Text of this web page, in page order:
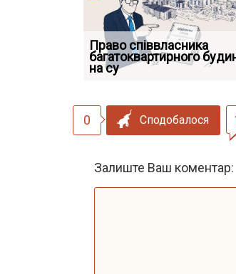
Право співвласника
багатоквартирного
на су
ФУНДАМЕНТАЛЬНА
ПРОБЛЕМА
ПРАКТИКИ», АБО ПР
0 Сподобалося
Залиште Ваш коментар: